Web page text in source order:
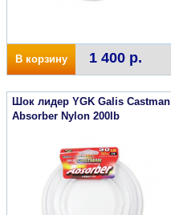
В корзину 1 400 р.
Шок лидер YGK Galis Castman
Absorber Nylon 200lb